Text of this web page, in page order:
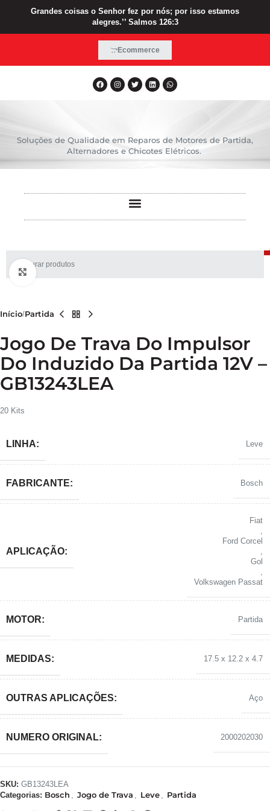
Grandes coisas o Senhor fez por nós; por isso estamos
alegres.’’ Salmos 126:3
Ecommerce
Soluções de Qualidade em Reparos de Motores de Partida,
Alternadores e Chicotes Elétricos.
Início Partida
Jogo De Trava Do Impulsor
Do Induzido Da Partida 12V –
GB13243LEA
20 Kits
LINHA: Leve
FABRICANTE: Bosch
APLICAÇÃO:
Fiat
Ford Corcel
Gol
Volkswagen Passat
MOTOR: Partida
MEDIDAS: 17.5 x 12.2 x 4.7
OUTRAS APLICAÇÕES: Aço
NUMERO ORIGINAL: 2000202030
SKU: GB13243LEA
Categorias: Bosch Jogo de Trava Leve Partida